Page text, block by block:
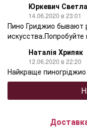
Юркевич
14.06.2020 в 23:01
Пино Гриджио бывают
Наталія Хрипяк
12.06.2020 в 22:20
Найкраще